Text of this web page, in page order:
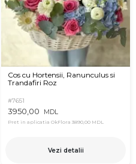
Cos cu Hortensii, Ranunculus si
Trandafiri Roz
#7651
3950,00 MDL
Pret in aplicatia OkFlora 3890,00 MDL
Vezi detalii